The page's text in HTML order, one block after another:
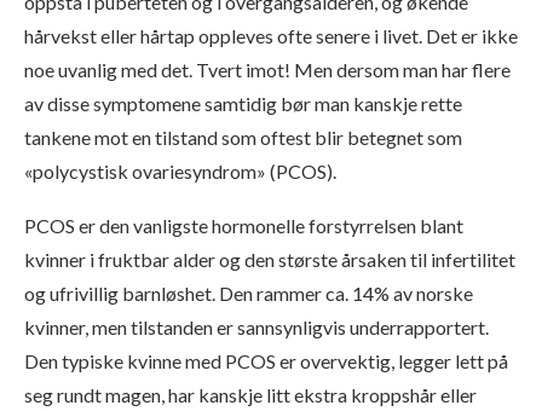
hårvekst eller hårtap oppleves ofte senere i livet. Det er ikke
noe uvanlig med det. Tvert imot! Men dersom man har flere
av disse symptomene samtidig bør man kanskje rette
tankene mot en tilstand som oftest blir betegnet som
«polycystisk ovariesyndrom» (PCOS).
PCOS er den vanligste hormonelle forstyrrelsen blant
kvinner i fruktbar alder og den største årsaken til infertilitet
og ufrivillig barnløshet. Den rammer ca. 14% av norske
kvinner, men tilstanden er sannsynligvis underrapportert.
Den typiske kvinne med PCOS er overvektig, legger lett på
seg rundt magen, har kanskje litt ekstra kroppshår eller